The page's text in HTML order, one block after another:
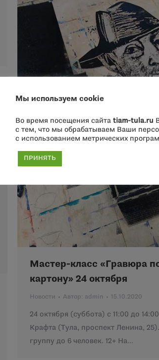
Мастер-класс «Гравюра
картону» 24 октября
Новости Автор: admin 15.10.2020
24 октября (суббота) с 11:00 до
Крафта (Тула, проспект Ленина,
группу до 6 человек. 12+ На…
Мы используем cookie
Во время посещения сайта tiam-tula.ru
с тем, что мы обрабатываем Ваши
с использованием метрических
ПРИНЯТЬ